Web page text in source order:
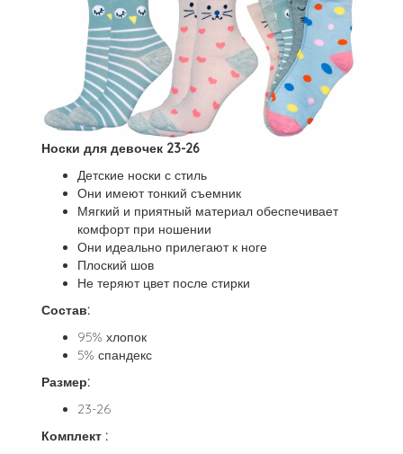
Носки для девочек 23-26
Детские носки с стиль
Они имеют тонкий съемник
Мягкий и приятный материал обеспечивает
комфорт при ношении
Они идеально прилегают к ноге
Плоский шов
Не теряют цвет после стирки
Состав:
95% хлопок
5% спандекс
Размер:
23-26
Комплект :